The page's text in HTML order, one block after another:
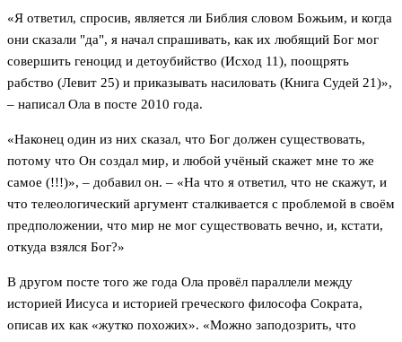
«Я ответил, спросив, является ли Библия словом Божьим, и когда
они сказали "да", я начал спрашивать, как их любящий Бог мог
совершить геноцид и детоубийство (Исход 11), поощрять
рабство (Левит 25) и приказывать насиловать (Книга Судей 21)»,
– написал Ола в посте 2010 года.
«Наконец один из них сказал, что Бог должен существовать,
потому что Он создал мир, и любой учёный скажет мне то же
самое (!!!)», – добавил он. – «На что я ответил, что не скажут, и
что телеологический аргумент сталкивается с проблемой в своём
предположении, что мир не мог существовать вечно, и, кстати,
откуда взялся Бог?»
В другом посте того же года Ола провёл параллели между
историей Иисуса и историей греческого философа Сократа,
описав их как «жутко похожих». «Можно заподозрить, что